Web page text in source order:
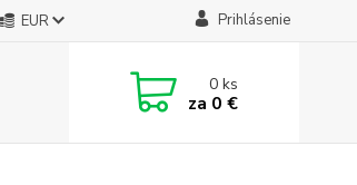
EUR Prihlásenie
0ks
za 0 €